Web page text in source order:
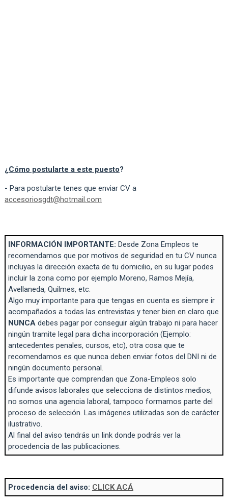
¿ Cómo postularte a este puesto?
- Para postularte tenes que enviar CV a
accesoriosgdt@hotmail.com
INFORMACIÓN IMPORTANTE: Desde Zona Empleos te
recomendamos que por motivos de seguridad en tu CV nunca
incluyas la dirección exacta de tu domicilio, en su lugar podes
incluir la zona como por ejemplo Moreno, Ramos Mejía,
Avellaneda, Quilmes, etc.
Algo muy importante para que tengas en cuenta es siempre ir
acompañados a todas las entrevistas y tener bien en claro que
NUNCA debes pagar por conseguir algún trabajo ni para hacer
ningún tramite legal para dicha incorporación (Ejemplo:
antecedentes penales, cursos, etc), otra cosa que te
recomendamos es que nunca deben enviar fotos del DNI ni de
ningún documento personal.
Es importante que comprendan que Zona-Empleos solo
difunde avisos laborales que selecciona de distintos medios,
no somos una agencia laboral, tampoco formamos parte del
proceso de selección. Las imágenes utilizadas son de carácter
ilustrativo.
Al final del aviso tendrás un link donde podrás ver la
procedencia de las publicaciones.
Procedencia del aviso: CLICK ACÁ